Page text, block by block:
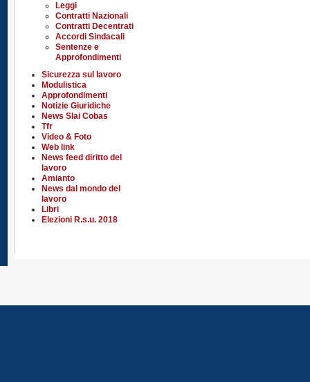
Leggi
Contratti Nazionali
Contratti Decentrati
Accordi Sindacali
Sentenze e
Approfondimenti
Sicurezza sul lavoro
Modulistica
Approfondimenti
Notizie Giuridiche
News Slai Cobas
Tfr
Video & Foto
Web link
News feed diritto del
lavoro
Amianto
News dal mondo del
lavoro
Libri
Elezioni R.s.u. 2018